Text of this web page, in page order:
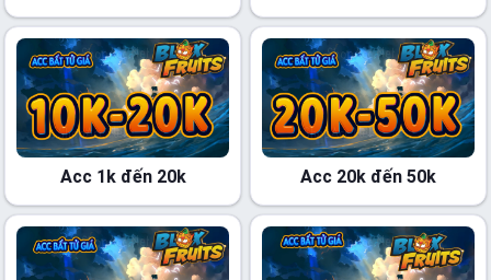
Acc 1k đến 20k Acc 20k đến 50k